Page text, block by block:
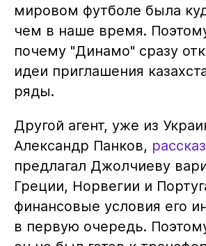
мировом футболе была
чем в наше время.
почему "Динамо" сразу
идеи приглашения
ряды.
Другой агент, уже из
Александр Панков,
предлагал Джолчиеву
Греции, Норвегии и
финансовые условия его
в первую очередь.